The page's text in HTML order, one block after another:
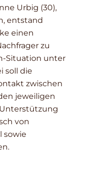
Urbig (30),
entstand
einen
zu
Situation unter
soll die
zwischen
jeweiligen
von
sowie